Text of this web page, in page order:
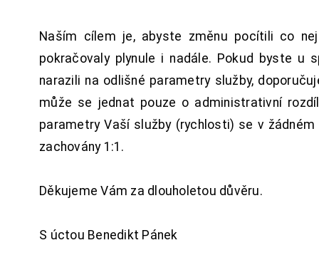
Naším cílem je, abyste změnu pocítili co
pokračovaly plynule i nadále. Pokud byste u
narazili na odlišné parametry služby,
může se jednat pouze o administrativní
parametry Vaší služby (rychlosti) se v
zachovány 1:1.
Děkujeme Vám za dlouholetou důvěru.
S úctou Benedikt Pánek